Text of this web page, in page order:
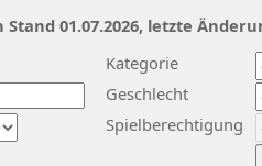
Kategorie
Geschlecht
Spielberechtigung
Stand 01.07.2026, letzte